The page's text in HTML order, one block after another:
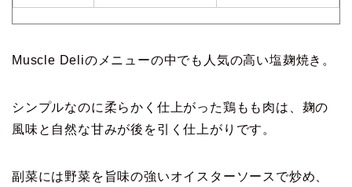
Muscle Deliのメニューの中でも人気の高い塩麹焼き。
シンプルなのに柔らかく仕上がった鶏もも肉は、麹の
風味と自然な甘みが後を引く仕上がりです。
副菜には野菜を旨味の強いオイスターソースで炒め、